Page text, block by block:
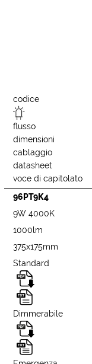
codice
flusso
dimensioni
cablaggio
datasheet
voce di capitolato
96PT9K4
9W 4000K
1000lm
375x175mm
Standard
Dimmerabile